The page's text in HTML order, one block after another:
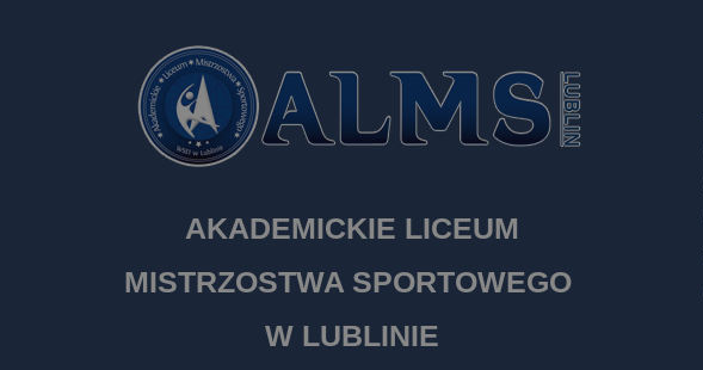
AKADEMICKIE LICEUM
MISTRZOSTWA SPORTOWEGO
W LUBLINIE